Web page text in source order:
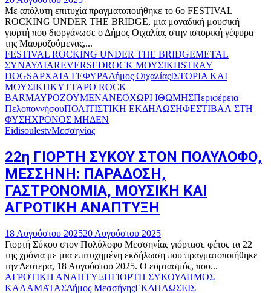
Με απόλυτη επιτυχία πραγματοποιήθηκε το 6ο FESTIVAL
ROCKING UNDER THE BRIDGE, μια μοναδική μουσική
γιορτή που διοργάνωσε ο Δήμος Οιχαλίας στην ιστορική γέφυρα
της Μαυροζούμενας,...
FESTIVAL ROCKING UNDER THE BRIDGEMETAL
ΣΥΝΑΥΛΙΑREVERSEDROCK ΜΟΥΣΙΚΗSTRAY
DOGSΑΡΧΑΙΑ ΓΕΦΥΡΑΔήμος ΟιχαλίαςΙΣΤΟΡΙΑ ΚΑΙ
ΜΟΥΣΙΚΗΚΥΤΤΑΡΟ ROCK
BARΜΑΥΡΟΖΟΥΜΕΝΑΝΕΟΧΩΡΙ ΙΘΩΜΗΣΠεριφέρεια
ΠελοποννήσουΠΟΛΙΤΙΣΤΙΚΗ ΕΚΔΗΛΩΣΗΦΕΣΤΙΒΑΛ ΣΤΗ
ΦΥΣΗΧΡΟΝΟΣ ΜΗΔΕΝ
EidisoulestvΜεσσηνίας
22η ΓΙΟΡΤΗ ΣΥΚΟΥ ΣΤΟΝ ΠΟΛΥΛΟΦΟ,
ΜΕΣΣΗΝΗ: ΠΑΡΑΔΟΣΗ,
ΓΑΣΤΡΟΝΟΜΙΑ, ΜΟΥΣΙΚΗ ΚΑΙ
ΑΓΡΟΤΙΚΗ ΑΝΑΠΤΥΞΗ
18 Αυγούστου 202520 Αυγούστου 2025
Γιορτή Σύκου στον Πολύλοφο Μεσσηνίας γιόρτασε φέτος τα 22
της χρόνια με μια επιτυχημένη εκδήλωση που πραγματοποιήθηκε
την Δευτερα, 18 Αυγούστου 2025. Ο εορτασμός, που...
ΑΓΡΟΤΙΚΗ ΑΝΑΠΤΥΞΗΓΙΟΡΤΗ ΣΥΚΟΥΔΗΜΟΣ
ΚΑΛΑΜΑΤΑΣΔήμος ΜεσσήνηςΕΚΔΗΛΩΣΕΙΣ